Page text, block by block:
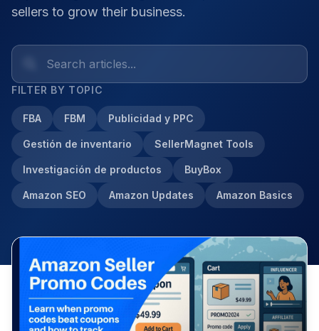
sellers to grow their business.
FILTER BY TOPIC
FBA FBM Publicidad y PPC
Gestión de inventario SellerMagnet Tools
Investigación de productos BuyBox
Amazon SEO Amazon Updates Amazon Basics